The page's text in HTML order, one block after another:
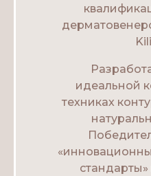
идеальной
техниках